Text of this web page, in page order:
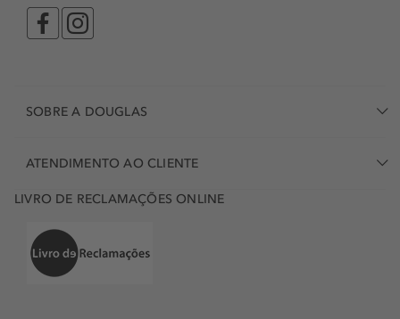
SOBRE A DOUGLAS
ATENDIMENTO AO CLIENTE
LIVRO DE RECLAMAÇÕES ONLINE